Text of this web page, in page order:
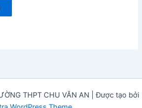
THPT CHU VĂN AN | Được tạo bởi